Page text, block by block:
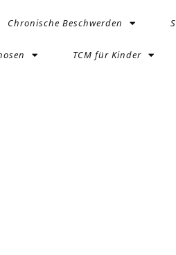
Chronische Beschwerden
TCM für Kinder